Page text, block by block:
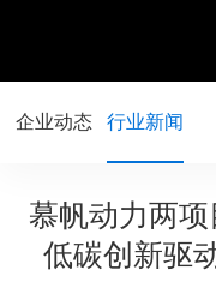
企业动态 行业新闻
慕帆动力两
低碳创新驱